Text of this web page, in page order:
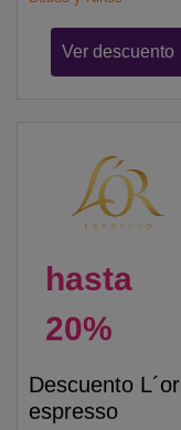
Ver descuento
hasta
20%
Descuento L´or
espresso